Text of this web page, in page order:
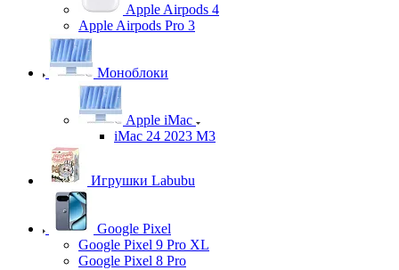
Apple Airpods 4
Apple Airpods Pro 3
Моноблоки
Apple iMac
iMac 24 2023 M3
Игрушки Labubu
Google Pixel
Google Pixel 9 Pro XL
Google Pixel 8 Pro